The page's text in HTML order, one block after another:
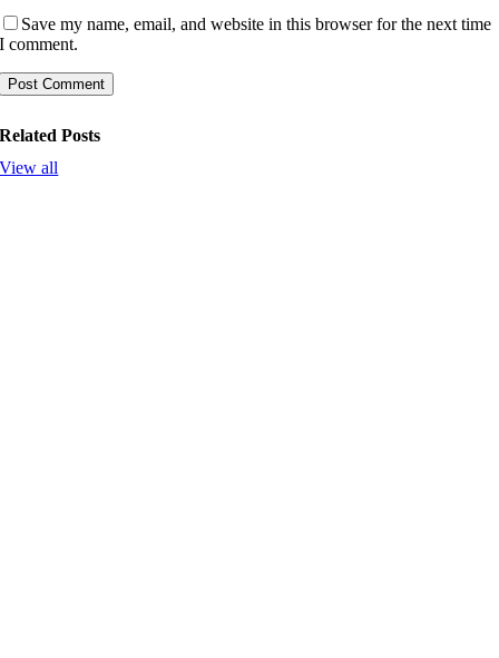
Save my name, email, and website in this browser for the next time
I comment.
Related Posts
View all